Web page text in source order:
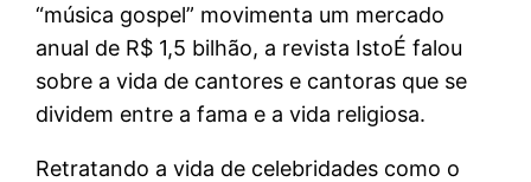
“música gospel” movimenta um mercado
anual de R$ 1,5 bilhão, a revista IstoÉ falou
sobre a vida de cantores e cantoras que se
dividem entre a fama e a vida religiosa.
Retratando a vida de celebridades como o